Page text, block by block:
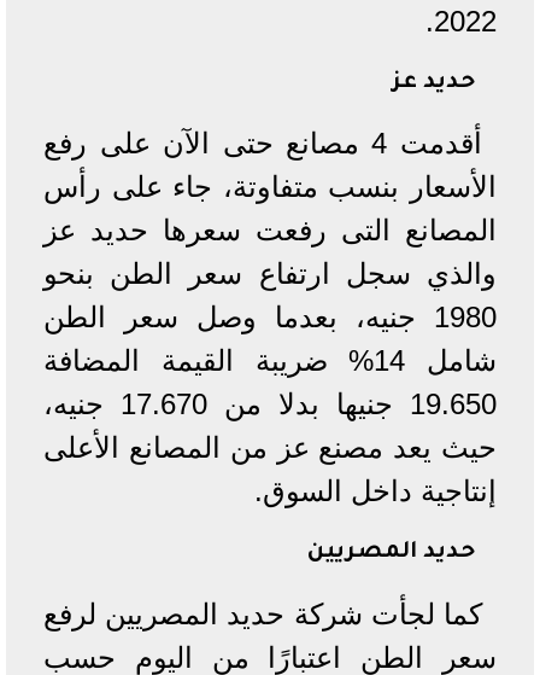
2022.
حديد عز
أقدمت 4 مصانع حتى الآن على رفع
الأسعار بنسب متفاوتة، جاء على رأس
المصانع التى رفعت سعرها حديد عز
والذي سجل ارتفاع سعر الطن بنحو
1980 جنيه، بعدما وصل سعر الطن
شامل 14% ضريبة القيمة المضافة
19.650 جنيها بدلا من 17.670 جنيه،
حيث يعد مصنع عز من المصانع الأعلى
إنتاجية داخل السوق.
حديد المصريين
كما لجأت شركة حديد المصريين لرفع
سعر الطن اعتبارًا من اليوم حسب